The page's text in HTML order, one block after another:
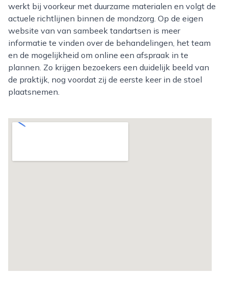
werkt bij voorkeur met duurzame materialen en volgt de
actuele richtlijnen binnen de mondzorg. Op de eigen
website van van sambeek tandartsen is meer
informatie te vinden over de behandelingen, het team
en de mogelijkheid om online een afspraak in te
plannen. Zo krijgen bezoekers een duidelijk beeld van
de praktijk, nog voordat zij de eerste keer in de stoel
plaatsnemen.